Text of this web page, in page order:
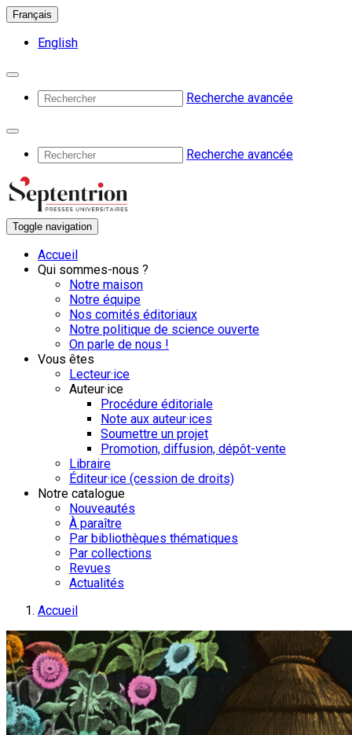
Français
English
Recherche avancée
Recherche avancée
Toggle navigation
Accueil
Qui sommes-nous ?
Notre maison
Notre équipe
Nos comités éditoriaux
Notre politique de science ouverte
On parle de nous !
Vous êtes
Lecteur·ice
Auteur·ice
Procédure éditoriale
Note aux auteur·ices
Soumettre un projet
Promotion, diffusion, dépôt-vente
Libraire
Éditeur·ice (cession de droits)
Notre catalogue
Nouveautés
À paraître
Par bibliothèques thématiques
Par collections
Revues
Actualités
Accueil